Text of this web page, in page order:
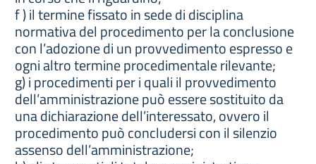
f ) il termine fissato in sede di disciplina
normativa del procedimento per la conclusione
con l’adozione di un provvedimento espresso e
ogni altro termine procedimentale rilevante;
g) i procedimenti per i quali il provvedimento
dell’amministrazione può essere sostituito da
una dichiarazione dell’interessato, ovvero il
procedimento può concludersi con il silenzio
assenso dell’amministrazione;